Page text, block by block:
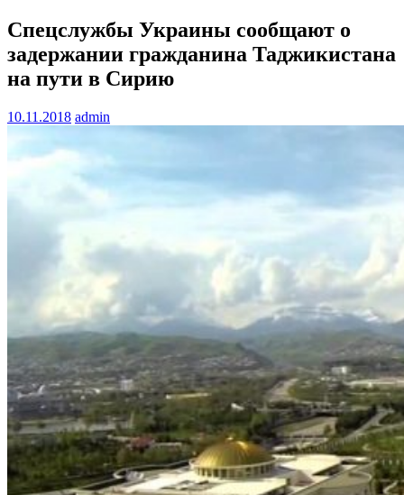
Спецслужбы Украины сообщают о
задержании гражданина Таджикистана
на пути в Сирию
10.11.2018 admin